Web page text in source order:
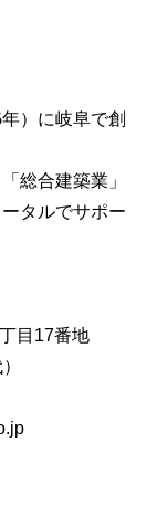
）に岐阜で創
総合建築業」
タルでサポー
目17番地